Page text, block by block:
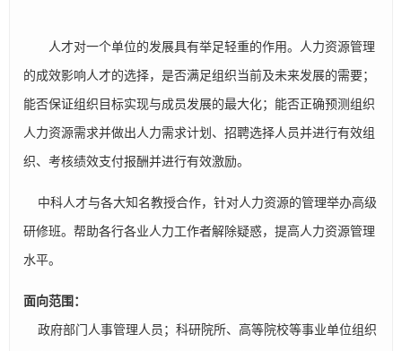
人才对一个单位的发展具有举足轻重的作用。人力资源管理
的成效影响人才的选择，是否满足组织当前及未来发展的需要；
能否保证组织目标实现与成员发展的最大化；能否正确预测组织
人力资源需求并做出人力需求计划、招聘选择人员并进行有效组
织、考核绩效支付报酬并进行有效激励。
中科人才与各大知名教授合作，针对人力资源的管理举办高级
研修班。帮助各行各业人力工作者解除疑惑，提高人力资源管理
水平。
面向范围：
政府部门人事管理人员；科研院所、高等院校等事业单位组织